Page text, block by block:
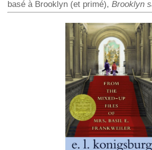
basé à Brooklyn (et primé), Brooklyn